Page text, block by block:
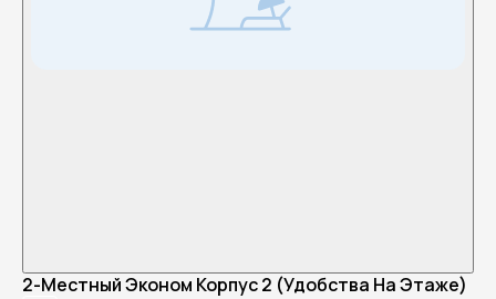
2-Местный Эконом Корпус 2 (Удобства На Этаже)